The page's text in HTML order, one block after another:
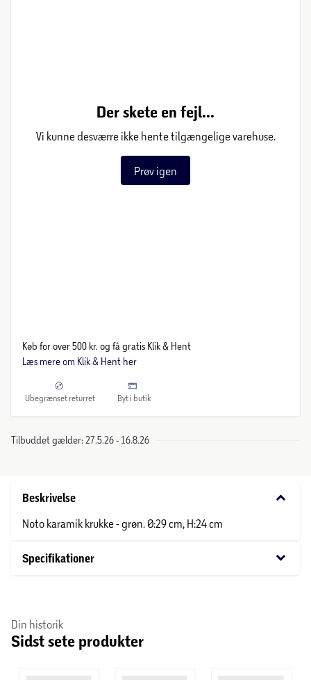
Der skete en fejl...
Vi kunne desværre ikke hente tilgængelige varehuse.
Prøv igen
Køb for over 500 kr. og få gratis Klik & Hent
Læs mere om Klik & Hent her
Ubegrænset returret Byt i butik
Tilbuddet gælder: 27.5.26 - 16.8.26
Beskrivelse keyboard_arrow_down
Noto karamik krukke - grøn. Ø:29 cm, H:24 cm
Specifikationer keyboard_arrow_down
Din historik
Sidst sete produkter